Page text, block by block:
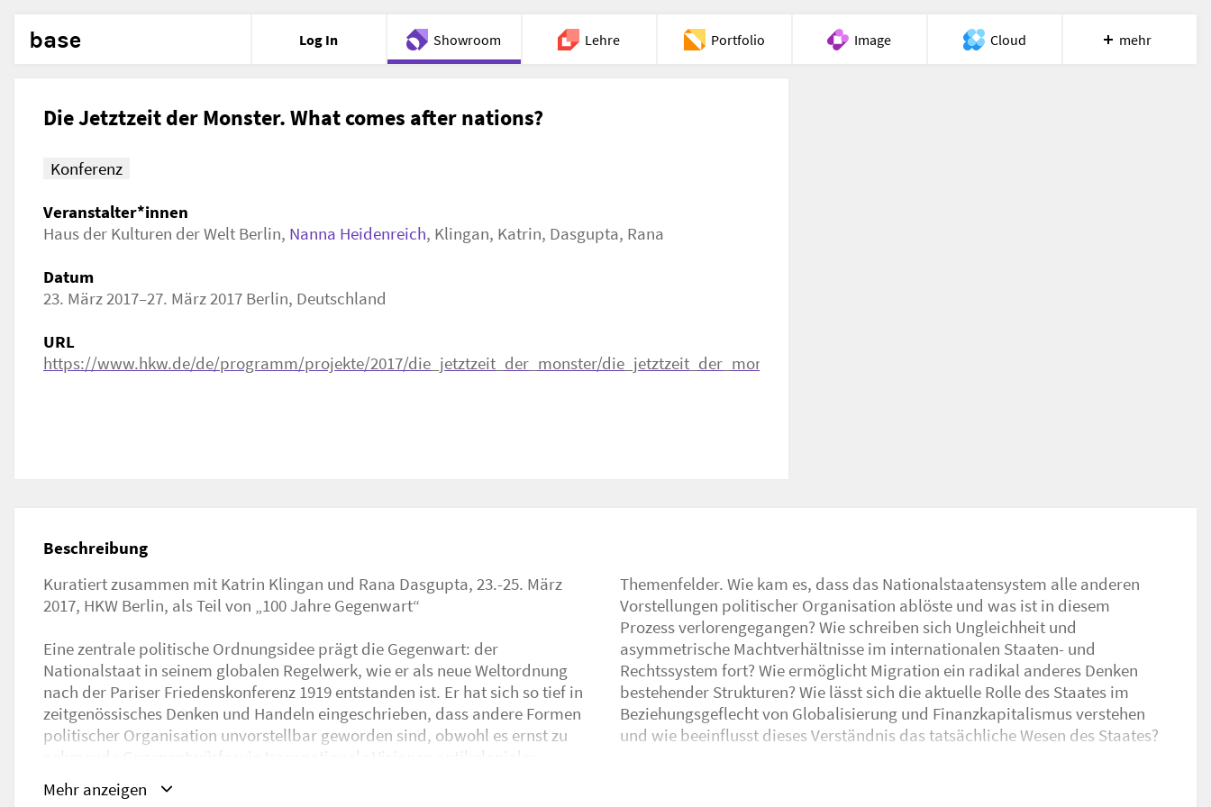
base Log In Showroom Lehre Portfolio Image Cloud mehr
Die Jetztzeit der Monster. What comes after nations?
Konferenz
Veranstalter*innen
Haus der Kulturen der Welt Berlin, Nanna Heidenreich, Klingan, Katrin, Dasgupta, Rana
Datum
23. März 2017–27. März 2017 Berlin, Deutschland
URL
https://www.hkw.de/de/programm/projekte/2017/die_jetztzeit_der_monster/die_jetztzeit_der_monster_start.php
Beschreibung
Kuratiert zusammen mit Katrin Klingan und Rana Dasgupta, 23.-25. März
2017, HKW Berlin, als Teil von „100 Jahre Gegenwart“
Eine zentrale politische Ordnungsidee prägt die Gegenwart: der
Nationalstaat in seinem globalen Regelwerk, wie er als neue Weltordnung
nach der Pariser Friedenskonferenz 1919 entstanden ist. Er hat sich so tief in
zeitgenössisches Denken und Handeln eingeschrieben, dass andere Formen
politischer Organisation unvorstellbar geworden sind, obwohl es ernst zu
nehmende Gegenentwürfe wie transnationale Visionen antikolonialer
Bewegungen und den kommunistischen Internationalismus gab. Die
Jetztzeit der Monster widmet sich – in Anknüpfung an ein Zitat von Antonio
Themenfelder. Wie kam es, dass das Nationalstaatensystem alle anderen
Vorstellungen politischer Organisation ablöste und was ist in diesem
asymmetrische Machtverhältnisse im internationalen Staaten- und
Rechtssystem fort? Wie ermöglicht Migration ein radikal anderes Denken
bestehender Strukturen? Wie lässt sich die aktuelle Rolle des Staates im
Beziehungsgeflecht von Globalisierung und Finanzkapitalismus verstehen
und wie beeinflusst dieses Verständnis das tatsächliche Wesen des Staates?
Mit Antony T. Anghie, Arjun Appadurai, Cemil Aydin, Patrick Bernier & Olive
Martin mit Sébastien Canevet & Sylvia Preuss-Laussinotte, In Koli Jean
Mehr anzeigen